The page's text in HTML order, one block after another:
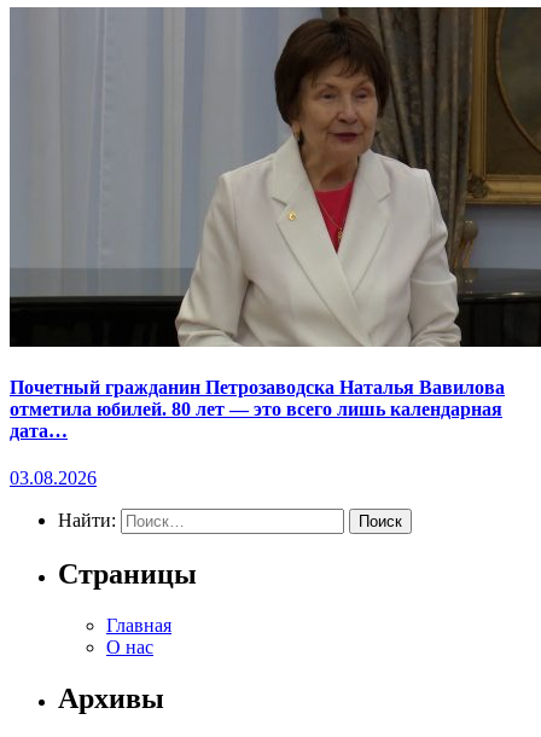
Почетный гражданин Петрозаводска Наталья Вавилова
отметила юбилей. 80 лет — это всего лишь календарная
дата…
03.08.2026
Найти:
Страницы
Главная
О нас
Архивы